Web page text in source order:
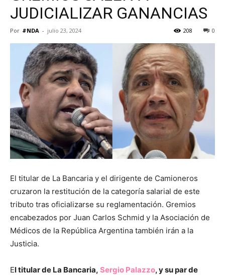
JUDICIALIZAR GANANCIAS
Por #NDA - julio 23, 2024 0
208
El titular de La Bancaria y el dirigente de Camioneros
cruzaron la restitución de la categoría salarial de este
tributo tras oficializarse su reglamentación. Gremios
encabezados por Juan Carlos Schmid y la Asociación de
Médicos de la República Argentina también irán a la
Justicia.
El titular de La Bancaria, Sergio Palazzo, y su par de